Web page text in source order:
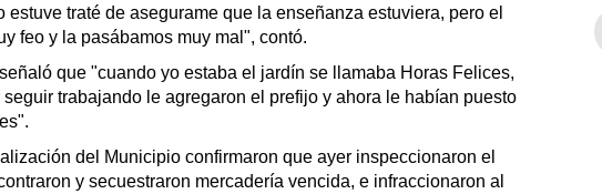
estuve traté de asegurame que la enseñanza estuviera, pero el
feo y la pasábamos muy mal", contó.
que "cuando yo estaba el jardín se llamaba Horas Felices,
seguir trabajando le agregaron el prefijo y ahora le habían puesto
del Municipio confirmaron que ayer inspeccionaron el
y secuestraron mercadería vencida, e infraccionaron al